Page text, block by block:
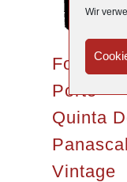
Wir
Fonseca
Porto –
Quinta
Panascal
Vintage